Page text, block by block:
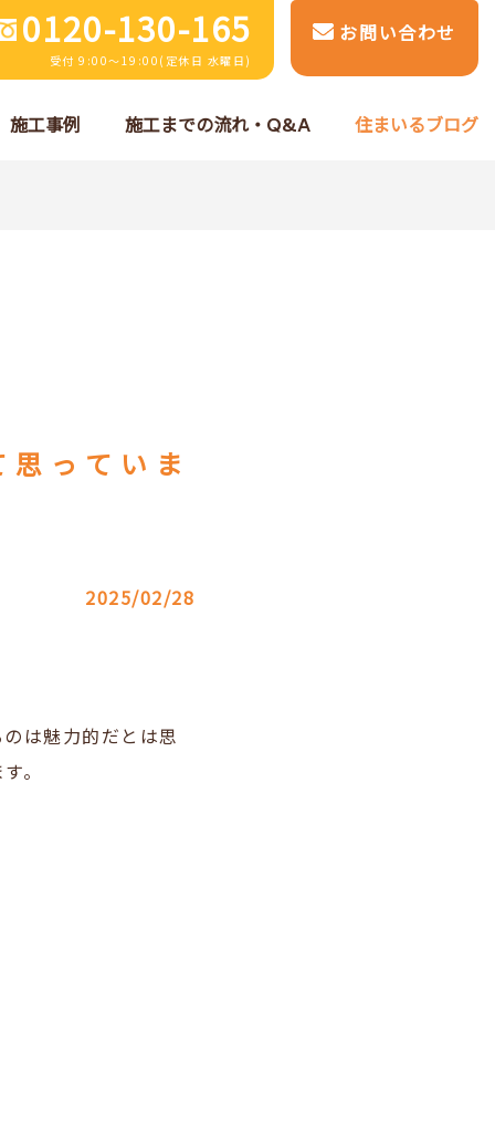
0120-130-165
受付 9:00～19:00(定休日 水曜日)
お問い合わせ
施工事例 施工までの流れ・Q&A 住まいるブログ
っていま
2025/02/28
は魅力的だとは思
。